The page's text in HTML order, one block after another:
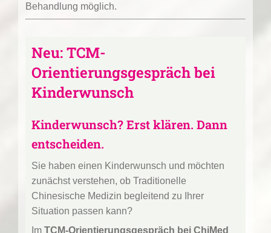
Behandlung möglich.
Neu: TCM-
Orientierungsgespräch bei
Kinderwunsch
Kinderwunsch? Erst klären. Dann
entscheiden.
Sie haben einen Kinderwunsch und möchten
zunächst verstehen, ob Traditionelle
Chinesische Medizin begleitend zu Ihrer
Situation passen kann?
Im TCM-Orientierungsgespräch bei ChiMed